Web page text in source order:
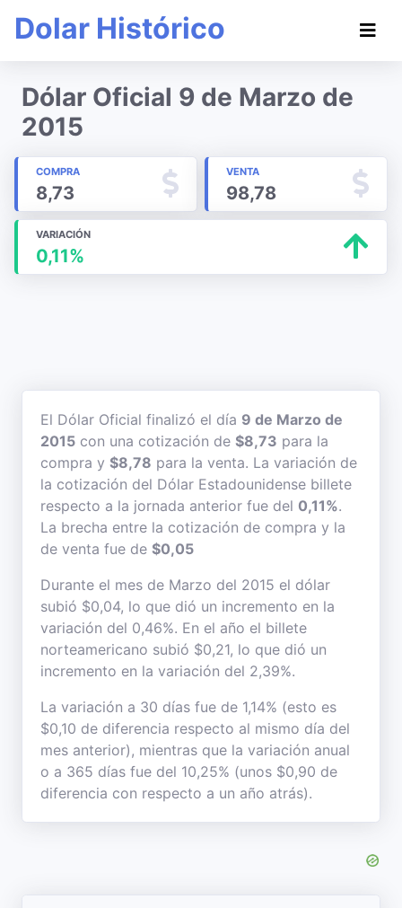
Dolar Histórico
Dólar Oficial 9 de Marzo de
2015
COMPRA
8,73
VENTA
98,78
VARIACIÓN
0,11%
El Dólar Oficial finalizó el día 9 de Marzo de
2015 con una cotización de $8,73 para la
compra y $8,78 para la venta. La variación de
la cotización del Dólar Estadounidense billete
respecto a la jornada anterior fue del 0,11%.
La brecha entre la cotización de compra y la
de venta fue de $0,05
Durante el mes de Marzo del 2015 el dólar
subió $0,04, lo que dió un incremento en la
variación del 0,46%. En el año el billete
norteamericano subió $0,21, lo que dió un
incremento en la variación del 2,39%.
La variación a 30 días fue de 1,14% (esto es
$0,10 de diferencia respecto al mismo día del
mes anterior), mientras que la variación anual
o a 365 días fue del 10,25% (unos $0,90 de
diferencia con respecto a un año atrás).